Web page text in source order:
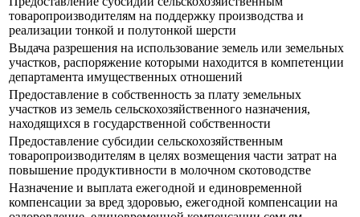
товаропроизводителям на поддержку производства и
реализации тонкой и полутонкой шерсти
Выдача разрешения на использование земель или земельных
участков, распоряжение которыми находится в компетенции
департамента имущественных отношений
Предоставление в собственность за плату земельных
участков из земель сельскохозяйственного назначения,
находящихся в государственной собственности
Предоставление субсидии сельскохозяйственным
товаропроизводителям в целях возмещения части затрат на
повышение продуктивности в молочном скотоводстве
Назначение и выплата ежегодной и единовременной
компенсации за вред здоровью, ежегодной компенсации на